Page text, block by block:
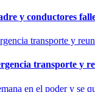
y conductores
transporte y